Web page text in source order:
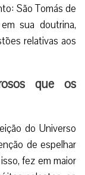
São Tomás de
sua doutrina,
relativas aos
que os
do Universo
de espelhar
fez em maior